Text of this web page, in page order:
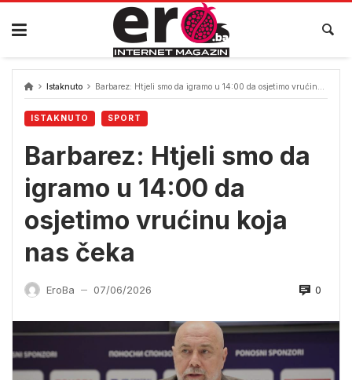
Skip
content
Istaknuto Barbarez: Htjeli smo da igramo u 14:00 da osjetimo vrućinu koja nas čeka
ISTAKNUTO SPORT
Barbarez: Htjeli smo da
igramo u 14:00 da
osjetimo vrućinu koja
nas čeka
EroBa — 07/06/2026 0